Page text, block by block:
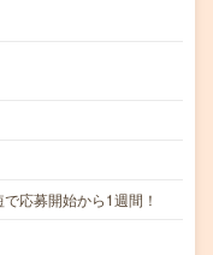
応募開始から1週間！